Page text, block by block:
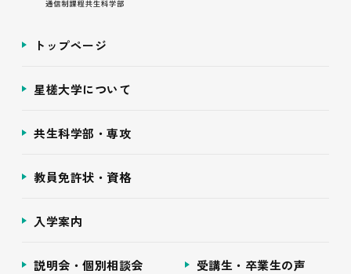
トップページ
星槎大学について
共生科学部・専攻
教員免許状・資格
入学案内
説明会・個別相談会 受講生・卒業生の声